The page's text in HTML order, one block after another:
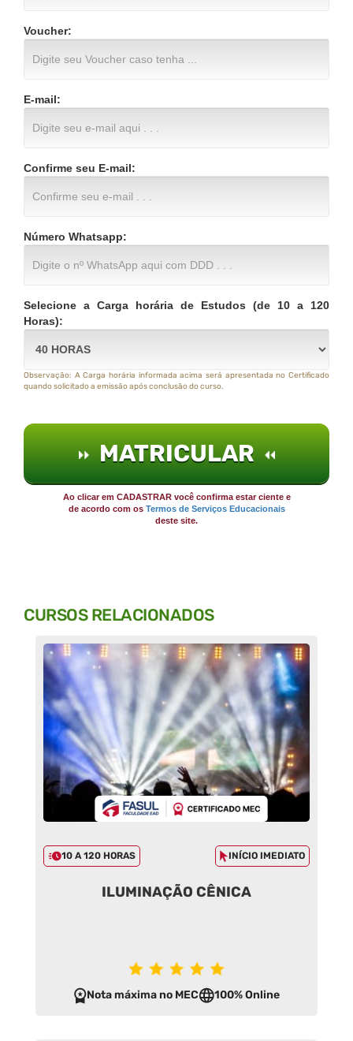
Voucher:
E-mail:
Confirme seu E-mail:
Número Whatsapp:
Selecione a Carga horária de Estudos (de 10 a 120
Horas):
Observação: A Carga horária informada acima será apresentada no Certificado
quando solicitado a emissão após conclusão do curso.
MATRICULAR
Ao clicar em CADASTRAR você confirma estar ciente e
de acordo com os Termos de Serviços Educacionais
deste site.
CURSOS RELACIONADOS
10 A 120 HORAS INÍCIO IMEDIATO
ILUMINAÇÃO CÊNICA
Nota máxima no MEC 100% Online